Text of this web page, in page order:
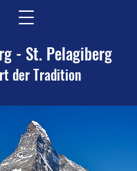
- St. Pelagiberg
der Tradition